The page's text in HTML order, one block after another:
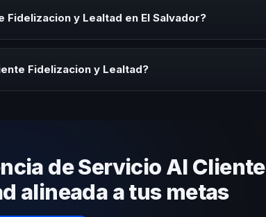
y Lealtad en El Salvador?
Fidelizacion y Lealtad?
de Servicio Al Cliente
alineada a tus metas